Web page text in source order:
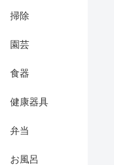
掃除
園芸
食器
健康器具
弁当
お風呂